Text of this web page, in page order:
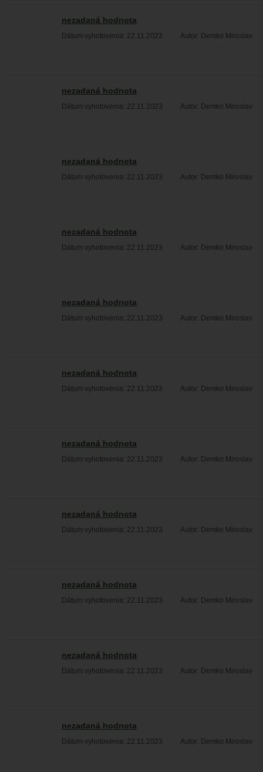
nezadaná hodnota
Dátum vyhotovenia: 22.11.2023 Autor: Demko Miroslav
nezadaná hodnota
Dátum vyhotovenia: 22.11.2023 Autor: Demko Miroslav
nezadaná hodnota
Dátum vyhotovenia: 22.11.2023 Autor: Demko Miroslav
nezadaná hodnota
Dátum vyhotovenia: 22.11.2023 Autor: Demko Miroslav
nezadaná hodnota
Dátum vyhotovenia: 22.11.2023 Autor: Demko Miroslav
nezadaná hodnota
Dátum vyhotovenia: 22.11.2023 Autor: Demko Miroslav
nezadaná hodnota
Dátum vyhotovenia: 22.11.2023 Autor: Demko Miroslav
nezadaná hodnota
Dátum vyhotovenia: 22.11.2023 Autor: Demko Miroslav
nezadaná hodnota
Dátum vyhotovenia: 22.11.2023 Autor: Demko Miroslav
nezadaná hodnota
Dátum vyhotovenia: 22.11.2023 Autor: Demko Miroslav
nezadaná hodnota
Dátum vyhotovenia: 22.11.2023 Autor: Demko Miroslav